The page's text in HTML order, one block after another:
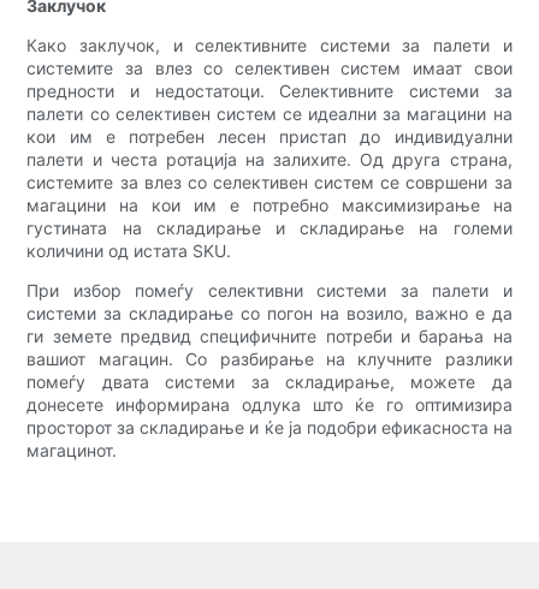
Заклучок
Како заклучок, и селективните системи за палети и
системите за влез со селективен систем имаат свои
предности и недостатоци. Селективните системи за
палети со селективен систем се идеални за магацини на
кои им е потребен лесен пристап до индивидуални
палети и честа ротација на залихите. Од друга страна,
системите за влез со селективен систем се совршени за
магацини на кои им е потребно максимизирање на
густината на складирање и складирање на големи
количини од истата SKU.
При избор помеѓу селективни системи за палети и
системи за складирање со погон на возило, важно е да
ги земете предвид специфичните потреби и барања на
вашиот магацин. Со разбирање на клучните разлики
помеѓу двата системи за складирање, можете да
донесете информирана одлука што ќе го оптимизира
просторот за складирање и ќе ја подобри ефикасноста на
магацинот.